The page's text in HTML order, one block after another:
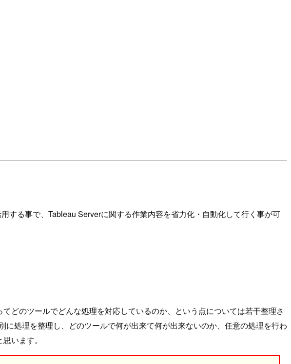
する事で、Tableau Serverに関する作業内容を省力化・自動化して行く事が可
どのツールでどんな処理を対応しているのか、という点については若干整理さ
処理を整理し、どのツールで何が出来て何が出来ないのか、任意の処理を行わ
います。